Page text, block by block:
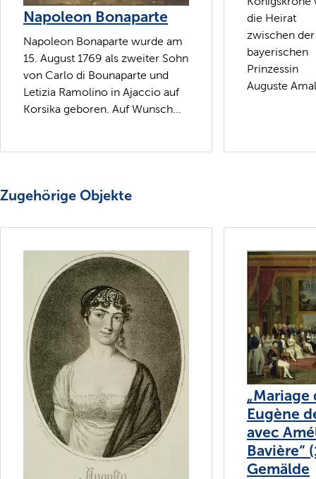
Napoleon Bonaparte
Napoleon Bonaparte wurde am
15. August 1769 als zweiter Sohn
von Carlo di Bounaparte und
Letizia Ramolino in Ajaccio auf
Korsika geboren. Auf Wunsch...
die Heirat
zwischen der
bayerischen
Prinzessin
Auguste
Zugehörige Objekte
„Mariage
Eugène
avec
Bavière“
Gemälde